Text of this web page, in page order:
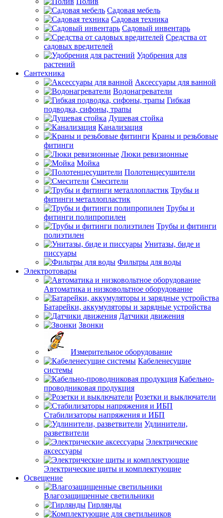
Садовая мебель
Садовая техника
Садовый инвентарь
Средства от
садовых вредителей
Удобрения для
растений
Сантехника
Аксессуары для ванной
Водонагреватели
Гибкая
подводка, сифоны, трапы
Душевая стойка
Канализация
Краны и резьбовые
фитинги
Люки ревизионные
Мойка
Полотенцесушители
Смесители
Трубы и
фитинги металлопластик
Трубы и
фитинги полипропилен
Трубы и фитинги
полиэтилен
Унитазы, биде и
писсуары
Фильтры для воды
Электротовары
Автоматика и низковольтное оборудование
Батарейки, аккумуляторы и зарядные устройства
Датчики движения
Звонки
Измерительное оборудование
Кабеленесущие
системы
Кабельно-
проводниковая продукция
Розетки и выключатели
Стабилизаторы напряжения и ИБП
Удлинители,
разветвители
Электрические
аксессуары
Электрические щиты и комплектующие
Освещение
Влагозащищенные светильники
Гирлянды